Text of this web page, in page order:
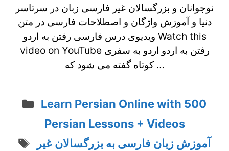
نوجوانان و بزرگسالان غیر فارسی زبان در سرتاسر
دنیا و آموزش واژگان و اصطلاحات فارسی در متن
ویدیوی درس فارسی رفتن به اردو Watch this
video on YouTube رفتن به اردو اردو به سفری
کوتاه گفته می شود که …
Categories
Learn Persian Online with 500
Persian Lessons + Videos
Tags
آموزش زبان فارسی به بزرگسالان غیر